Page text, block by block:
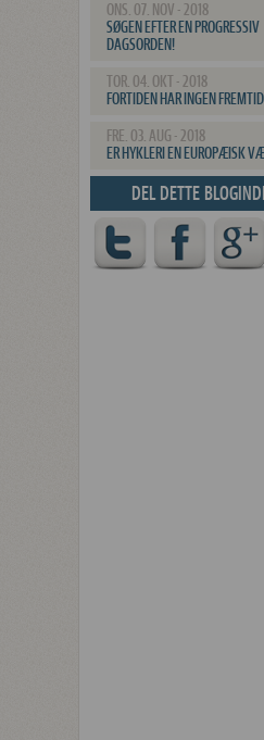
ONS. 07. NOV - 2018
SØGEN EFTER EN PROGRESSIV
DAGSORDEN!
TOR. 04. OKT - 2018
FORTIDEN HAR INGEN
FRE. 03. AUG - 2018
ER HYKLERI EN EUROPÆISK
DEL DETTE